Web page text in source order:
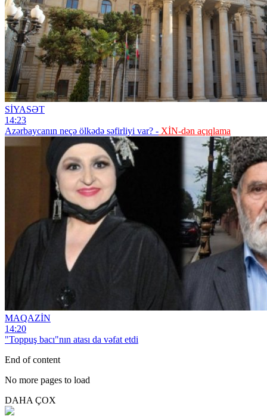
SİYASƏT
14:23
Azərbaycanın neçə ölkədə səfirliyi var? - XİN-dən açıqlama
MAQAZİN
14:20
"Toppuş bacı"nın atası da vəfat etdi
End of content
No more pages to load
DAHA ÇOX